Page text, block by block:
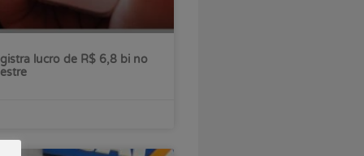
lucro de R$ 6,8 bi no